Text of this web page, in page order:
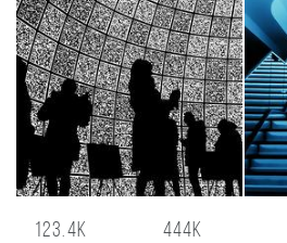
123.4K 444K